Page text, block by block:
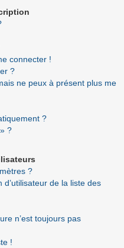
connecter !
?
ne peux à présent plus me
?
?
?
de la liste des
n’est toujours pas
!